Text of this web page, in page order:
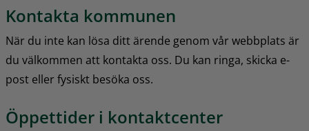
Kontakta kommunen
När du inte kan lösa ditt ärende genom vår webbplats är
du välkommen att kontakta oss. Du kan ringa, skicka e-
post eller fysiskt besöka oss.
Öppettider i kontaktcenter